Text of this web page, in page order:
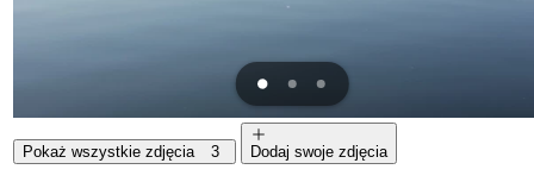
Pokaż wszystkie zdjęcia 3 Dodaj swoje zdjęcia